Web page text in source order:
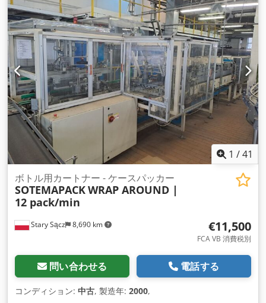
1 /41
Stary Sącz 8,690 km
ボトル用カートナー - ケースパッカー
SOTEMAPACKWRAP AROUND |
12 pack/min
€11,500
FCA VB 消費税別
問い合わせる 電話する
コンディション: 中古, 製造年: 2000,